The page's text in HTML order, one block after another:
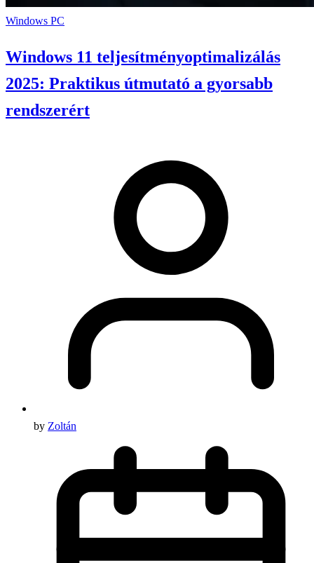
Windows PC
Windows 11 teljesítményoptimalizálás
2025: Praktikus útmutató a gyorsabb
rendszerért
by Zoltán